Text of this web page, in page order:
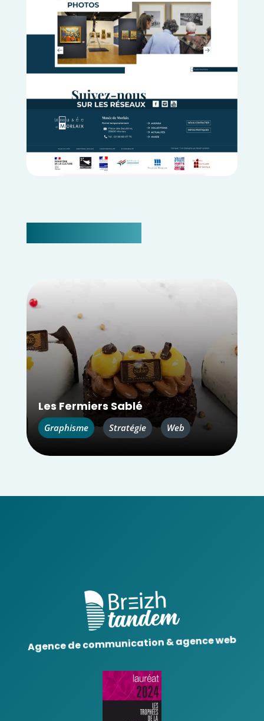
Les Fermiers Sablé
Graphisme Stratégie Web
Agence de communication & agence web